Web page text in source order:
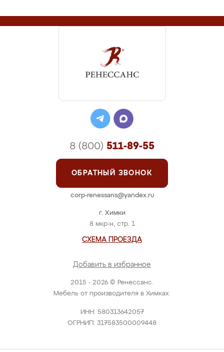
2015 - 2026 © Ренессанс.
Мебель от производителя в Химках.
ИНН: 580313642057
ОГРНИП: 317583500009448
г. Химки
8 мкр-н, стр. 1
СХЕМА ПРОЕЗДА
Добавить в избранное
8 (800) 511-89-55
ОБРАТНЫЙ ЗВОНОК
corp-renessans@yandex.ru